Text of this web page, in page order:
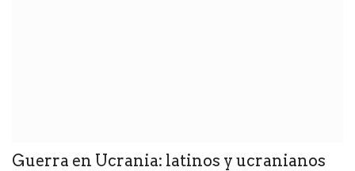
Guerra en Ucrania: latinos y ucranianos